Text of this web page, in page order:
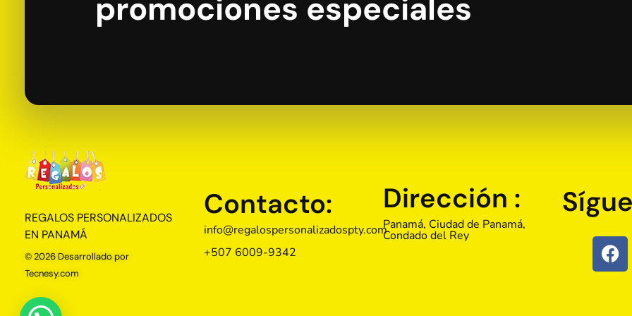
promociones especiales
REGALOS PERSONALIZADOS
EN PANAMÁ
© 2026 Desarrollado por
Tecnesy.com
Contacto:
info@regalospersonalizadospty.com
+507 6009-9342
Dirección :
Panamá, Ciudad de Panamá,
Condado del Rey